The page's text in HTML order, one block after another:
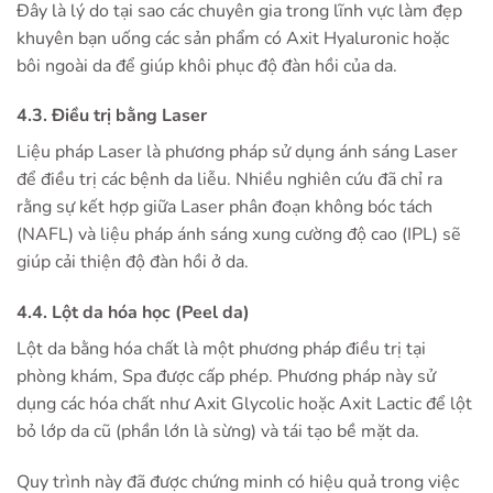
Đây là lý do tại sao các chuyên gia trong lĩnh vực làm đẹp
khuyên bạn uống các sản phẩm có Axit Hyaluronic hoặc
bôi ngoài da để giúp khôi phục độ đàn hồi của da.
4.3. Điều trị bằng Laser
Liệu pháp Laser là phương pháp sử dụng ánh sáng Laser
để điều trị các bệnh da liễu. Nhiều nghiên cứu đã chỉ ra
rằng sự kết hợp giữa Laser phân đoạn không bóc tách
(NAFL) và liệu pháp ánh sáng xung cường độ cao (IPL) sẽ
giúp cải thiện độ đàn hồi ở da.
4.4. Lột da hóa học (Peel da)
Lột da bằng hóa chất là một phương pháp điều trị tại
phòng khám, Spa được cấp phép. Phương pháp này sử
dụng các hóa chất như Axit Glycolic hoặc Axit Lactic để lột
bỏ lớp da cũ (phần lớn là sừng) và tái tạo bề mặt da.
Quy trình này đã được chứng minh có hiệu quả trong việc